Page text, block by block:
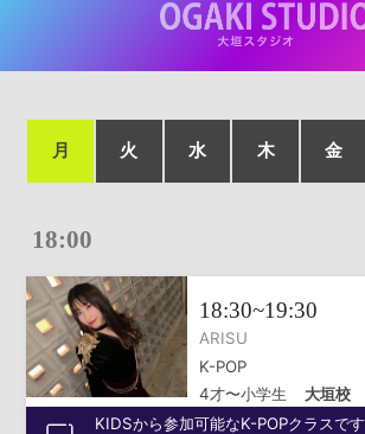
月 火 水 木 金
18:00
18:30~19:30
ARISU
K-POP
4才〜小学生
大垣校
KIDSから参加可能なK-POPクラスです